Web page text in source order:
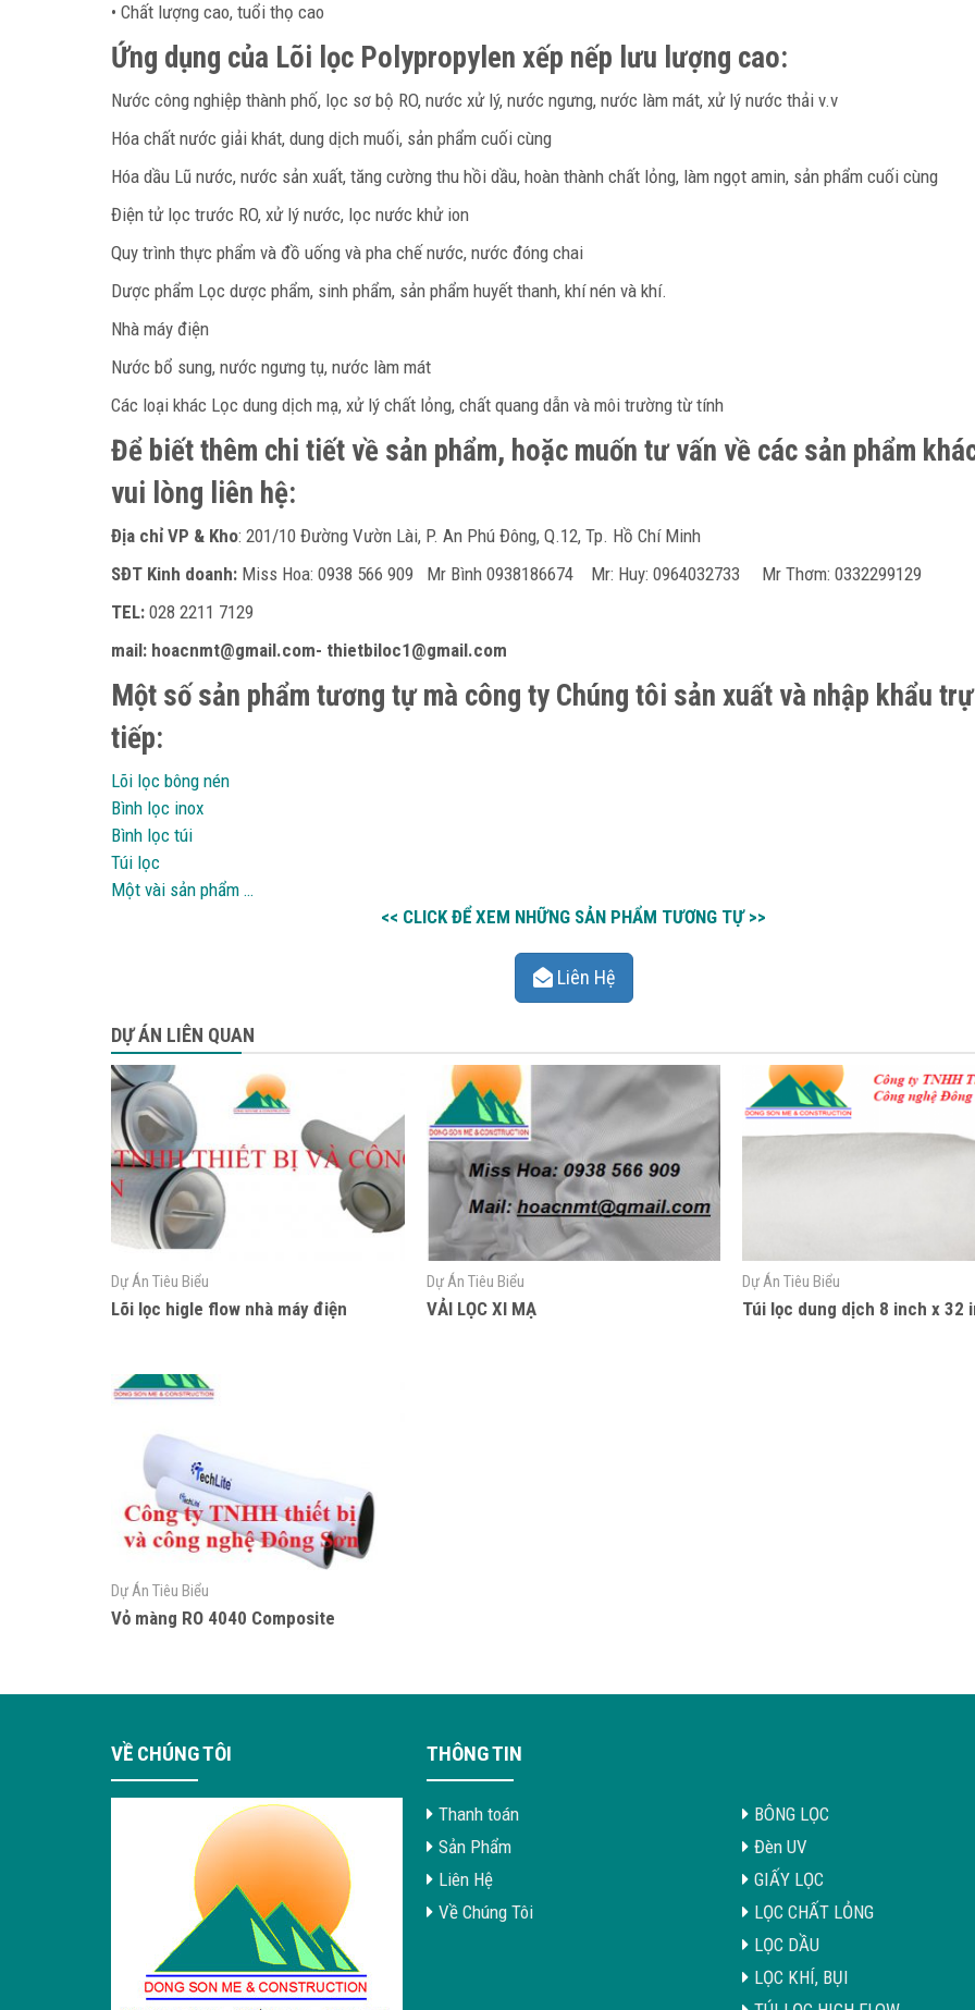
• Chất lượng cao, tuổi thọ cao
Ứng dụng của Lõi lọc Polypropylen xếp nếp lưu lượng cao:
Nước công nghiệp thành phố, lọc sơ bộ RO, nước xử lý, nước ngưng, nước làm mát, xử lý nước thải v.v
Hóa chất nước giải khát, dung dịch muối, sản phẩm cuối cùng
Hóa dầu Lũ nước, nước sản xuất, tăng cường thu hồi dầu, hoàn thành chất lỏng, làm ngọt amin, sản phẩm cuối cùng
Điện tử lọc trước RO, xử lý nước, lọc nước khử ion
Quy trình thực phẩm và đồ uống và pha chế nước, nước đóng chai
Dược phẩm Lọc dược phẩm, sinh phẩm, sản phẩm huyết thanh, khí nén và khí.
Nhà máy điện
Nước bổ sung, nước ngưng tụ, nước làm mát
Các loại khác Lọc dung dịch mạ, xử lý chất lỏng, chất quang dẫn và môi trường từ tính
Để biết thêm chi tiết về sản phẩm, hoặc muốn tư vấn về các sản phẩm
vui lòng liên hệ:
Địa chỉ VP & Kho: 201/10 Đường Vườn Lài, P. An Phú Đông, Q.12, Tp. Hồ Chí Minh
SĐT Kinh doanh: Miss Hoa: 0938 566 909 Mr Bình 0938186674 Mr: Huy: 0964032733 Mr Thơm: 0332299129
TEL: 028 2211 7129
mail: hoacnmt@gmail.com- thietbiloc1@gmail.com
Một số sản phẩm tương tự mà công ty Chúng tôi sản xuất và nhập khẩu
tiếp:
Lõi lọc bông nén
Bình lọc inox
Bình lọc túi
Túi lọc
Một vài sản phẩm …
<< CLICK ĐỂ XEM NHỮNG SẢN PHẨM TƯƠNG TỰ >>
Liên Hệ
DỰ ÁN LIÊN QUAN
Dự Án Tiêu Biểu
Lõi lọc higle flow nhà máy điện
Dự Án Tiêu Biểu
VẢI LỌC XI MẠ
Dự Án Tiêu Biểu
Túi lọc dung dịch 8 inch x 32
Dự Án Tiêu Biểu
Vỏ màng RO 4040 Composite
VỀ CHÚNG TÔI THÔNG TIN
Thanh toán
Sản Phẩm
Liên Hệ
Về Chúng Tôi
BÔNG LỌC
Đèn UV
GIẤY LỌC
LỌC CHẤT LỎNG
LỌC DẦU
LỌC KHÍ, BỤI